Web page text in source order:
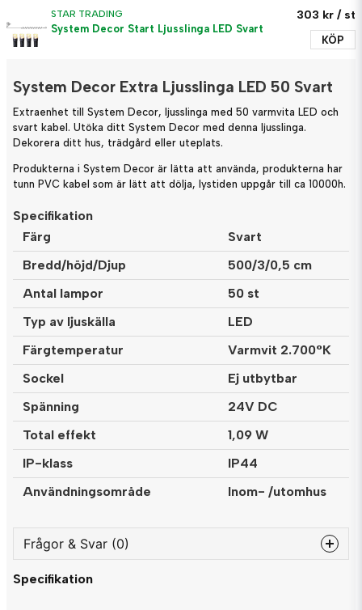
STAR TRADING
System Decor Start Ljusslinga LED Svart
303 kr / st
KÖP
System Decor Extra Ljusslinga LED 50 Svart
Extraenhet till System Decor, ljusslinga med 50 varmvita LED och
svart kabel. Utöka ditt System Decor med denna ljusslinga.
Dekorera ditt hus, trädgård eller uteplats.
Produkterna i System Decor är lätta att använda, produkterna har
tunn PVC kabel som är lätt att dölja, lystiden uppgår till ca 10000h.
Specifikation
Färg
Svart
Bredd/höjd/Djup
500/3/0,5 cm
Antal lampor
50 st
Typ av ljuskälla
LED
Färgtemperatur
Varmvit 2.700°K
Sockel
Ej utbytbar
Spänning
24V DC
Total effekt
1,09 W
IP-klass
IP44
Användningsområde
Inom- /utomhus
Frågor & Svar (0)
question
Specifikation